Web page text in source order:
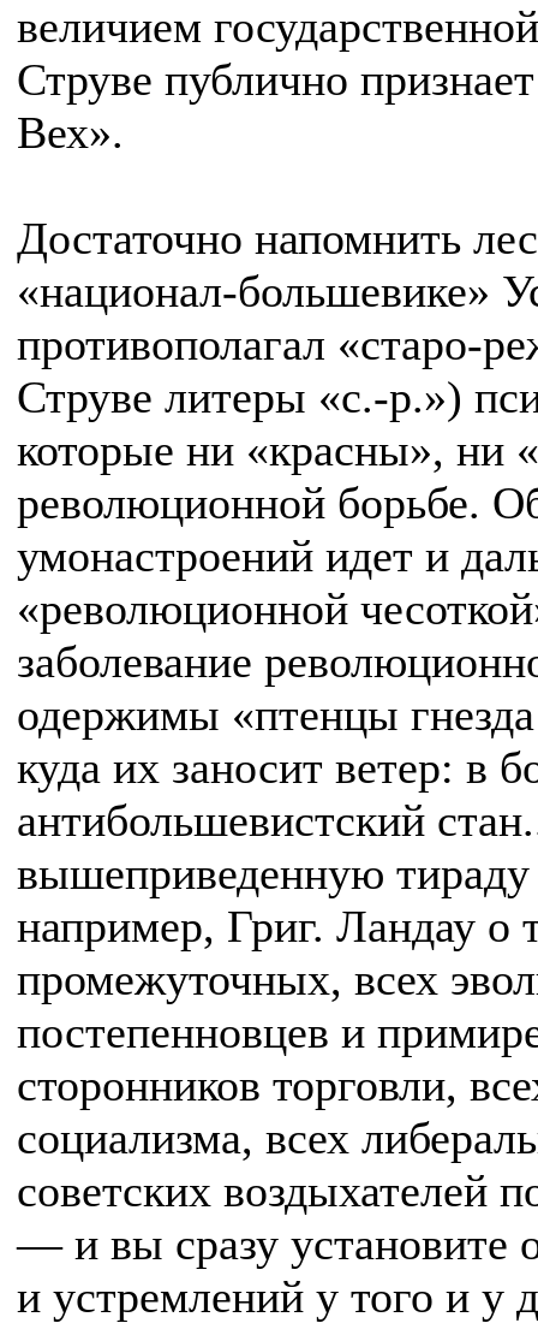
величием
Струве публично
Вех».
Достаточно напомнить
«национал-большевике»
противополагал «старо-
Струве литеры «с.-р.»)
которые ни «красны», ни
революционной борьбе.
умонастроений идет и
«революционной
заболевание
одержимы «птенцы
куда их заносит ветер: в
антибольшевистский
вышеприведенную
например, Григ. Ландау о
промежуточных, всех
постепенновцев и
сторонников торговли,
социализма, всех
советских воздыхателей
— и вы сразу установите
и устремлений у того и у